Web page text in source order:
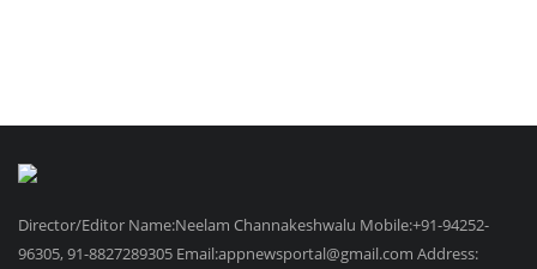
Director/Editor Name:Neelam Channakeshwalu Mobile:+91-94252-
96305, 91-8827289305 Email:appnewsportal@gmail.com Address: